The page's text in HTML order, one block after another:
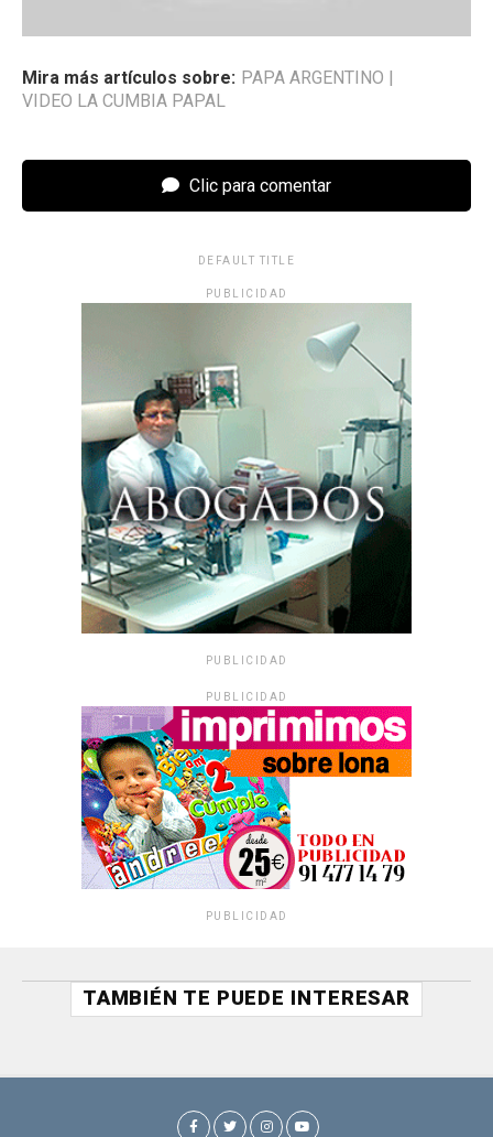
Mira más artículos sobre: PAPA ARGENTINO |
VIDEO LA CUMBIA PAPAL
Clic para comentar
DEFAULT TITLE
PUBLICIDAD
PUBLICIDAD
PUBLICIDAD
PUBLICIDAD
TAMBIÉN TE PUEDE INTERESAR